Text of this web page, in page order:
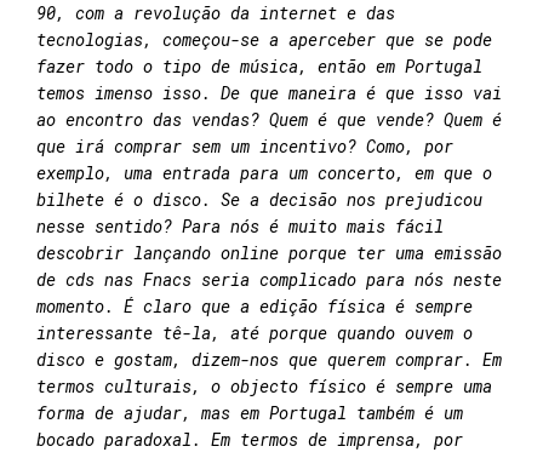
90, com a revolução da internet e das
tecnologias, começou-se a aperceber que se pode
fazer todo o tipo de música, então em Portugal
temos imenso isso. De que maneira é que isso vai
ao encontro das vendas? Quem é que vende? Quem é
que irá comprar sem um incentivo? Como, por
exemplo, uma entrada para um concerto, em que o
bilhete é o disco. Se a decisão nos prejudicou
nesse sentido? Para nós é muito mais fácil
descobrir lançando online porque ter uma emissão
de cds nas Fnacs seria complicado para nós neste
momento. É claro que a edição física é sempre
interessante tê-la, até porque quando ouvem o
disco e gostam, dizem-nos que querem comprar. Em
termos culturais, o objecto físico é sempre uma
forma de ajudar, mas em Portugal também é um
bocado paradoxal. Em termos de imprensa, por